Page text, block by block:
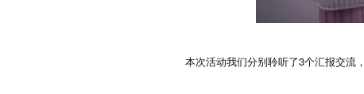
本次活动我们分别聆听了3个汇报交流